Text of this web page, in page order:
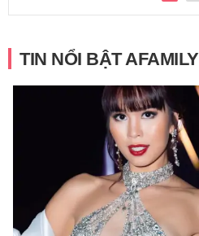
TIN NỔI BẬT AFAMILY